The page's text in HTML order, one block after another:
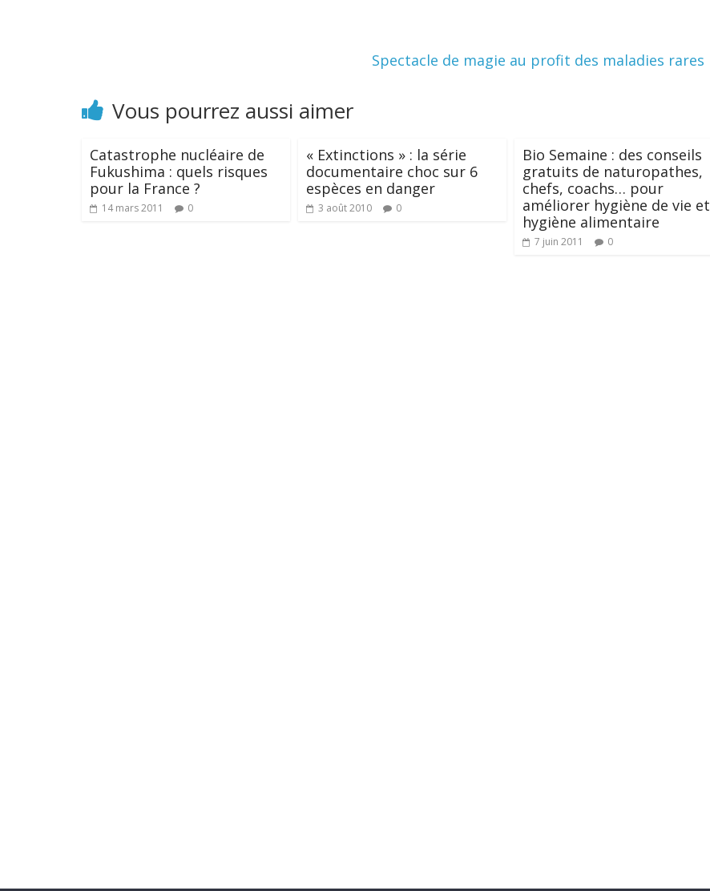
Spectacle de magie au profit des maladies rares
Vous pourrez aussi aimer
Catastrophe nucléaire de
Fukushima : quels risques
pour la France ?
14 mars 2011 0
« Extinctions » : la série
documentaire choc sur 6
espèces en danger
3 août 2010 0
Bio Semaine : des conseils
gratuits de naturopathes,
chefs, coachs… pour
améliorer hygiène de vie et
hygiène alimentaire
7 juin 2011 0